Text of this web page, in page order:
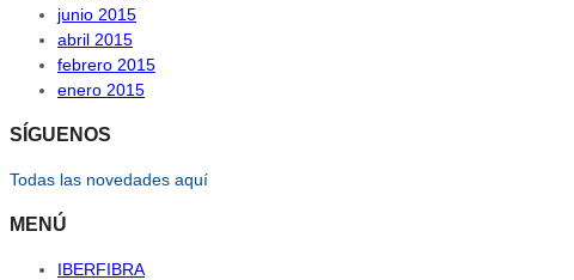
junio 2015
abril 2015
febrero 2015
enero 2015
SÍGUENOS
Todas las novedades aquí
MENÚ
IBERFIBRA